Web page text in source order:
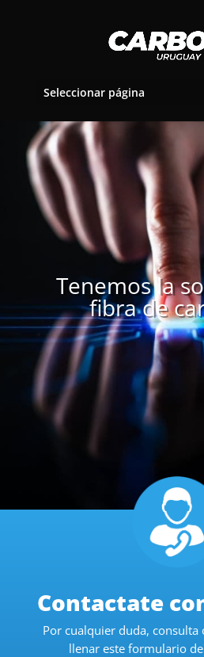
Seleccionar página
Tenemos la
fibra de
Contactate
Por cualquier duda, consulta
llenar este formulario